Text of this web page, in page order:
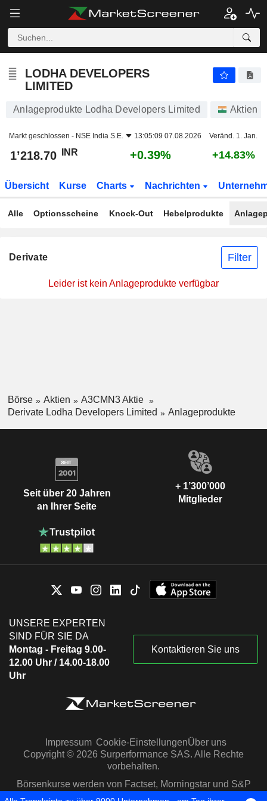
LODHA DEVELOPERS
LIMITED
Anlageprodukte Lodha Developers Limited Aktien
Markt geschlossen - NSE India S.E. 13:05:09 07.08.2026 Veränd. 1. Jan.
1’218.70 INR +0.39% +14.83%
Übersicht Kurse Charts Nachrichten
Alle Optionsscheine Knock-Out Hebelprodukte
Derivate Filter
Leider ist kein Anlageprodukte verfügbar
Börse Aktien
A3CMN3 Aktie
Derivate Lodha Developers Limited
Anlageprodukte
Seit über 20 Jahren
an Ihrer Seite
+ 1’300’000
Mitglieder
UNSERE EXPERTEN
SIND FÜR SIE DA
Montag - Freitag 9.00-
12.00 Uhr / 14.00-18.00
Uhr
Kontaktieren Sie uns
Impressum Cookie-EinstellungenÜber uns
Copyright © 2026 Surperformance SAS. Alle Rechte
vorbehalten.
Börsenkurse werden von Factset, Morningstar und S&P
Capital IQ zur Verfügung gestellt